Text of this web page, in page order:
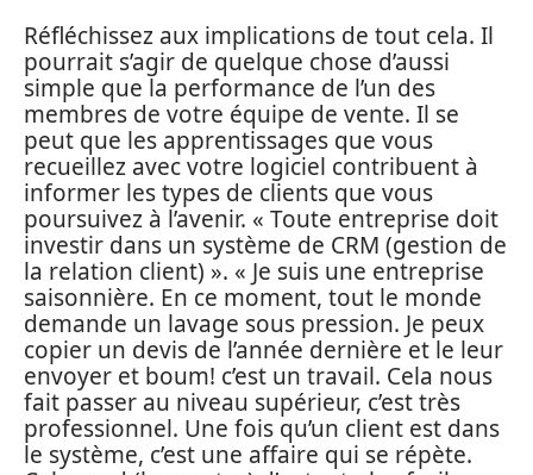
Réfléchissez aux implications de tout cela. Il
pourrait s’agir de quelque chose d’aussi
simple que la performance de l’un des
membres de votre équipe de vente. Il se
peut que les apprentissages que vous
recueillez avec votre logiciel contribuent à
informer les types de clients que vous
poursuivez à l’avenir. « Toute entreprise doit
investir dans un système de CRM (gestion de
la relation client) ». « Je suis une entreprise
saisonnière. En ce moment, tout le monde
demande un lavage sous pression. Je peux
copier un devis de l’année dernière et le leur
envoyer et boum! c’est un travail. Cela nous
fait passer au niveau supérieur, c’est très
professionnel. Une fois qu’un client est dans
le système, c’est une affaire qui se répète.